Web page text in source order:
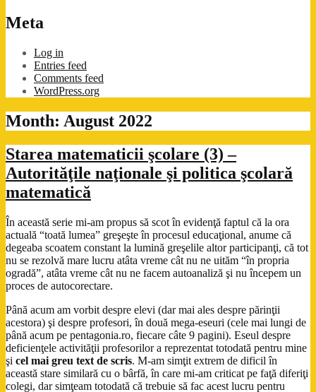
Meta
Log in
Entries feed
Comments feed
WordPress.org
Month: August 2022
Starea matematicii şcolare (3) –
Autorităţile naţionale şi politica şcolară
matematică
În această serie mi-am propus să scot în evidenţă faptul că la ora
actuală “toată lumea” greşeşte în procesul educaţional, anume că
degeaba scoatem constant la lumină greşelile altor participanţi, că tot
nu se rezolvă mare lucru atâta vreme cât nu ne uităm “în propria
ogradă”, atâta vreme cât nu ne facem autoanaliză şi nu începem un
proces de autocorectare.
Până acum am vorbit despre elevi (dar mai ales despre părinţii
acestora) şi despre profesori, în două mega-eseuri (cele mai lungi de
până acum pe pentagonia.ro, fiecare câte 9 pagini). Eseul despre
deficienţele activităţii profesorilor a reprezentat totodată pentru mine
şi cel mai greu text de scris. M-am simţit extrem de dificil în
această stare similară cu o bârfă, în care mi-am criticat pe faţă diferiţi
colegi, dar simţeam totodată că trebuie să fac acest lucru pentru